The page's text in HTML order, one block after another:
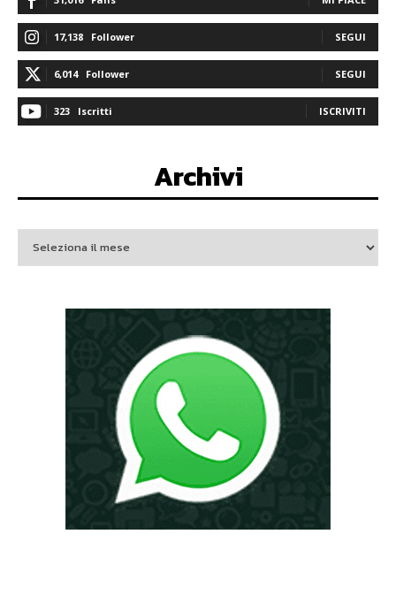
17,138 Follower SEGUI
6,014 Follower SEGUI
323 Iscritti ISCRIVITI
Archivi